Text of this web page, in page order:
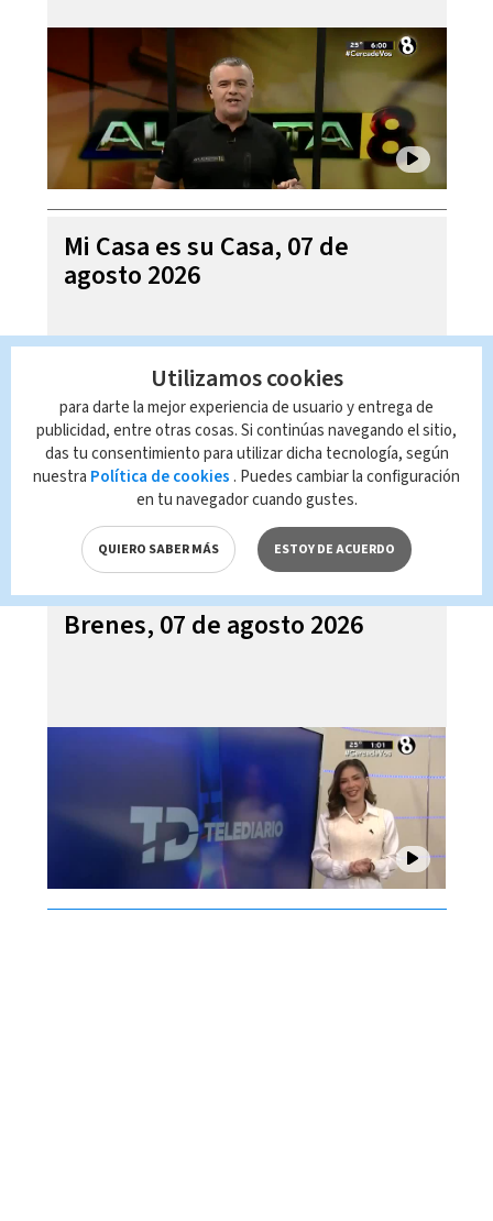
Mi Casa es su Casa, 07 de
agosto 2026
Telediario En Directo con Paula
Brenes, 07 de agosto 2026
Utilizamos cookies
para darte la mejor experiencia de usuario y entrega de
publicidad, entre otras cosas. Si continúas navegando el sitio,
das tu consentimiento para utilizar dicha tecnología, según
nuestra Política de cookies . Puedes cambiar la configuración
en tu navegador cuando gustes.
QUIERO SABER MÁS ESTOY DE ACUERDO